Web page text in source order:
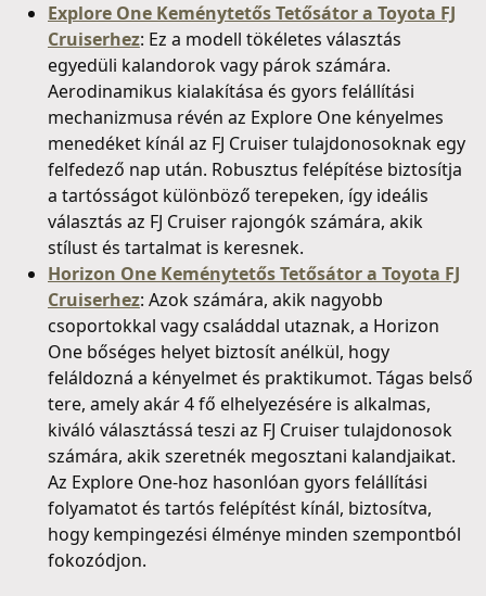
Explore One Keménytetős Tetősátor a Toyota FJ
Cruiserhez: Ez a modell tökéletes választás
egyedüli kalandorok vagy párok számára.
Aerodinamikus kialakítása és gyors felállítási
mechanizmusa révén az Explore One kényelmes
menedéket kínál az FJ Cruiser tulajdonosoknak egy
felfedező nap után. Robusztus felépítése biztosítja
a tartósságot különböző terepeken, így ideális
választás az FJ Cruiser rajongók számára, akik
stílust és tartalmat is keresnek.
Horizon One Keménytetős Tetősátor a Toyota FJ
Cruiserhez: Azok számára, akik nagyobb
csoportokkal vagy családdal utaznak, a Horizon
One bőséges helyet biztosít anélkül, hogy
feláldozná a kényelmet és praktikumot. Tágas belső
tere, amely akár 4 fő elhelyezésére is alkalmas,
kiváló választássá teszi az FJ Cruiser tulajdonosok
számára, akik szeretnék megosztani kalandjaikat.
Az Explore One-hoz hasonlóan gyors felállítási
folyamatot és tartós felépítést kínál, biztosítva,
hogy kempingezési élménye minden szempontból
fokozódjon.